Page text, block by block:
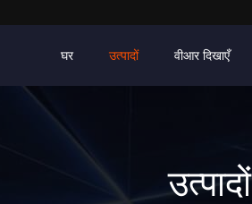
घर उत्पादों वीआर दिखाएँ
उत्पादों